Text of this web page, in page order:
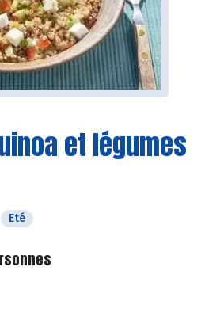
et légumes
Eté